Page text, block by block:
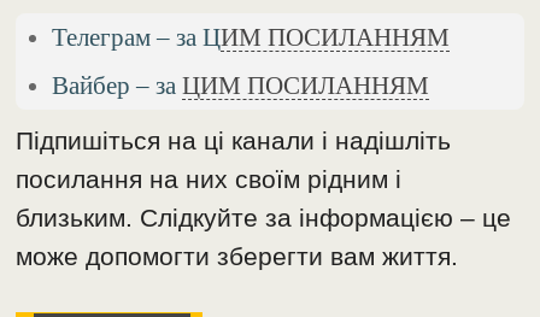
Телеграм – за ЦИМ ПОСИЛАННЯМ
Вайбер – заЦИМ ПОСИЛАННЯМ
Підпишіться на ці канали і надішліть
посилання на них своїм рідним і
близьким. Слідкуйте за інформацією – це
може допомогти зберегти вам життя.